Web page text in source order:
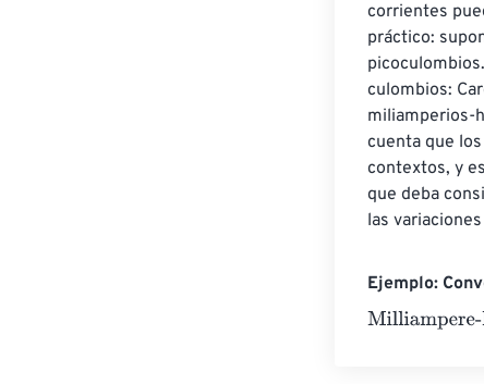
corrientes
práctico:
culombios:
miliamperios-
cuenta que
contextos, y
que deba
las
Ejemplo:
Milliampere-